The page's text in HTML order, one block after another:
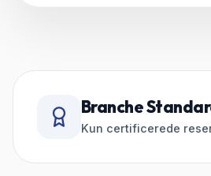
Branche
Kun certificerede